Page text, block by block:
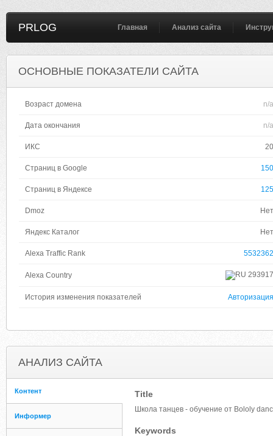
PRLOG Главная Анализ сайта
ОСНОВНЫЕ ПОКАЗАТЕЛИ САЙТА
Возраст домена n/a
Дата окончания n/a
ИКС 20
Страниц в Google 150
Страниц в Яндексе 125
Dmoz Нет
Яндекс Каталог Нет
Alexa Traffic Rank 5532362
Alexa Country 293917
История изменения показателей Авторизация
АНАЛИЗ САЙТА
Контент
Информер
Title
Школа танцев - обучение от Bololy
Keywords